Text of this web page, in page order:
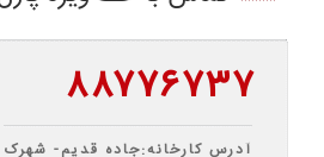
۸۸۷۷۶۷۳۷
آدرس کارخانه:جاده قدیم- شهرک